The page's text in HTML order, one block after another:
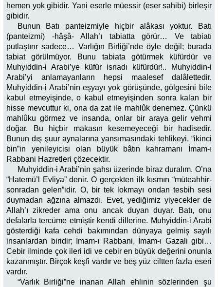
hemen yok gibidir. Yani eserle müessir (eser sahibi) birleşir
gibidir.
Bunun Batı panteizmiyle hiçbir alâkası yoktur. Batı
(panteizmi) -hâşâ- Allah’ı tabiatta görür… Ve tabiatı
putlaştırır sadece… Varlığın Birliği’nde öyle değil; burada
tabiat görülmüyor. Bunu tabiata götürmek küfürdür ve
Muhyiddin-i Arabi’ye küfür isnadı küfürdür!.. Muhyiddin-i
Arabi’yi anlamayanların hepsi maalesef dalâlettedir.
Muhyiddin-i Arabi’nin eşyayı yok görüşünde, gölgesini bile
kabul etmeyişinde, o kabul etmeyişinden sonra kalan bir
hisse mevcuttur ki, ona da zat ile mahlûk denemez. Çünkü
mahlûku görmez ve insanda, onlar bir araya gelir vehmi
doğar. Bu hiçbir makasın kesemeyeceği bir hadisedir.
Bunun dış şuur aynalarına yansımasındaki tehlikeyi, “ikinci
bin”in yenileyicisi olan büyük bâtın kahramanı İmam-ı
Rabbani Hazretleri çözecektir.
Muhyiddin-i Arabi’nin şahsı üzerinde biraz duralım. O’na
“Hatemü’l Evliya” denir. O gerçekten ilk kısmın “müteahhir-
sonradan gelen”idir. O, bir tek lokmayı ondan tesbih sesi
duymadan ağzına almazdı. Evet, yediğimiz yiyecekler de
Allah’ı zikreder ama onu ancak duyan duyar. Batı, onu
defalarla tercüme etmiştir kendi dillerine. Muhyiddin-i Arabi
gösterdiği kafa cehdi bakımından dünyaya gelmiş sayılı
insanlardan biridir; İmam-ı Rabbani, İmam-ı Gazali gibi…
Cebir ilminde çok ileri idi ve cebir en büyük değerini onunla
kazanmıştır. Birçok keşfi vardır ve beş yüz ciltten fazla eseri
vardır.
“Varlık Birliği”ne inanan Allah ehlinin sözlerinden şu